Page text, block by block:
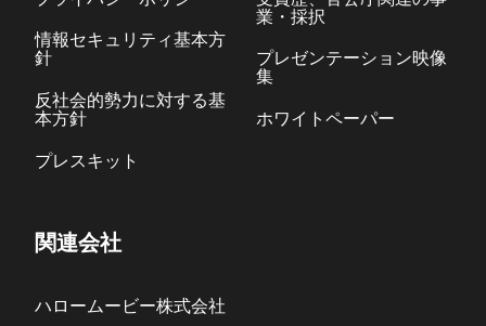
情報セキュリティ基本方
針
反社会的勢力に対する基
本方針
プレスキット
業・採択
プレゼンテーション映像
集
ホワイトペーパー
関連会社
ハロームービー株式会社